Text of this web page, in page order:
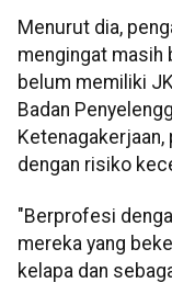
Menurut dia,
mengingat masih
belum memiliki
Badan
dengan risiko
"Berprofesi
mereka yang
kelapa dan